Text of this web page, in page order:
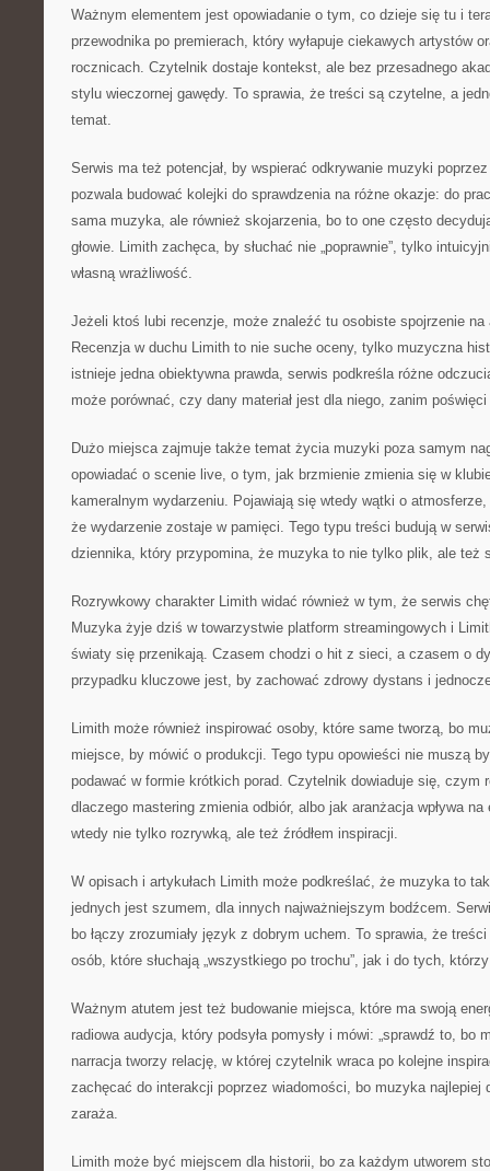
Ważnym elementem jest opowiadanie o tym, co dzieje się tu i
przewodnika po premierach, który wyłapuje ciekawych artystów
rocznicach. Czytelnik dostaje kontekst, ale bez przesadnego
stylu wieczornej gawędy. To sprawia, że treści są czytelne, a
temat.
Serwis ma też potencjał, by wspierać odkrywanie muzyki
pozwala budować kolejki do sprawdzenia na różne okazje: do
sama muzyka, ale również skojarzenia, bo to one często
głowie. Limith zachęca, by słuchać nie „poprawnie”, tylko
własną wrażliwość.
Jeżeli ktoś lubi recenzje, może znaleźć tu osobiste spojrzenie na
Recenzja w duchu Limith to nie suche oceny, tylko muzyczna
istnieje jedna obiektywna prawda, serwis podkreśla różne
może porównać, czy dany materiał jest dla niego, zanim poświęci
Dużo miejsca zajmuje także temat życia muzyki poza samym
opowiadać o scenie live, o tym, jak brzmienie zmienia się w
kameralnym wydarzeniu. Pojawiają się wtedy wątki o
że wydarzenie zostaje w pamięci. Tego typu treści budują w
dziennika, który przypomina, że muzyka to nie tylko plik, ale też
Rozrywkowy charakter Limith widać również w tym, że serwis
Muzyka żyje dziś w towarzystwie platform streamingowych i
światy się przenikają. Czasem chodzi o hit z sieci, a czasem o
przypadku kluczowe jest, by zachować zdrowy dystans i
Limith może również inspirować osoby, które same tworzą, bo
miejsce, by mówić o produkcji. Tego typu opowieści nie muszą
podawać w formie krótkich porad. Czytelnik dowiaduje się, czym
dlaczego mastering zmienia odbiór, albo jak aranżacja wpływa
wtedy nie tylko rozrywką, ale też źródłem inspiracji.
W opisach i artykułach Limith może podkreślać, że muzyka to
jednych jest szumem, dla innych najważniejszym bodźcem.
bo łączy zrozumiały język z dobrym uchem. To sprawia, że
osób, które słuchają „wszystkiego po trochu”, jak i do tych,
Ważnym atutem jest też budowanie miejsca, które ma swoją
radiowa audycja, który podsyła pomysły i mówi: „sprawdź to, bo
narracja tworzy relację, w której czytelnik wraca po kolejne
zachęcać do interakcji poprzez wiadomości, bo muzyka najlepiej
zaraża.
Limith może być miejscem dla historii, bo za każdym utworem